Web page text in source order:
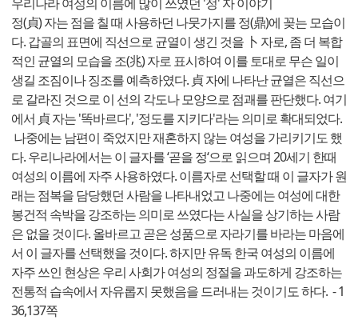
정(貞) 자는 점을 칠 때 사용하던 나뭇가지를 정(鼎)에 꽂는 모습이
다. 갑골의 표면에 직선으로 균열이 생긴 것을 卜 자로, 좀 더 복합
적인 균열의 모습을 조(兆) 자로 표시하여 이를 토대로 무슨 일이
생길 조짐이나 징조를 예측하였다. 貞 자에 나타난 균열은 직선으
로 갈라진 것으로 이 선의 각도나 모양으로 점괘를 판단했다. 여기
에서 貞 자는 '똑바르다', '정도를 지키다'라는 의미로 확대되었다.
나중에는 남편이 죽었지만 재혼하지 않는 여성을 가리키기도 했
다. 우리나라에서는 이 글자를 ‘곧을 정‘으로 읽으며 20세기 한때
여성의 이름에 자주 사용하였다. 이름자로 선택할 때 이 글자가 원
래는 점복을 담당했던 사람을 나타내었고 나중에는 여성에 대한
봉건적 속박을 강조하는 의미로 쓰였다는 사실을 상기하는 사람
은 없을 것이다. 올바르고 곧은 성품으로 자라기를 바라는 마음에
서 이 글자를 선택했을 것이다. 하지만 유독 한국 여성의 이름에
자주 쓰인 현상은 우리 사회가 여성의 정절을 과도하게 강조하는
전통적 습속에서 자유롭지 못했음을 드러내는 것이기도 하다. - 1
36,137쪽